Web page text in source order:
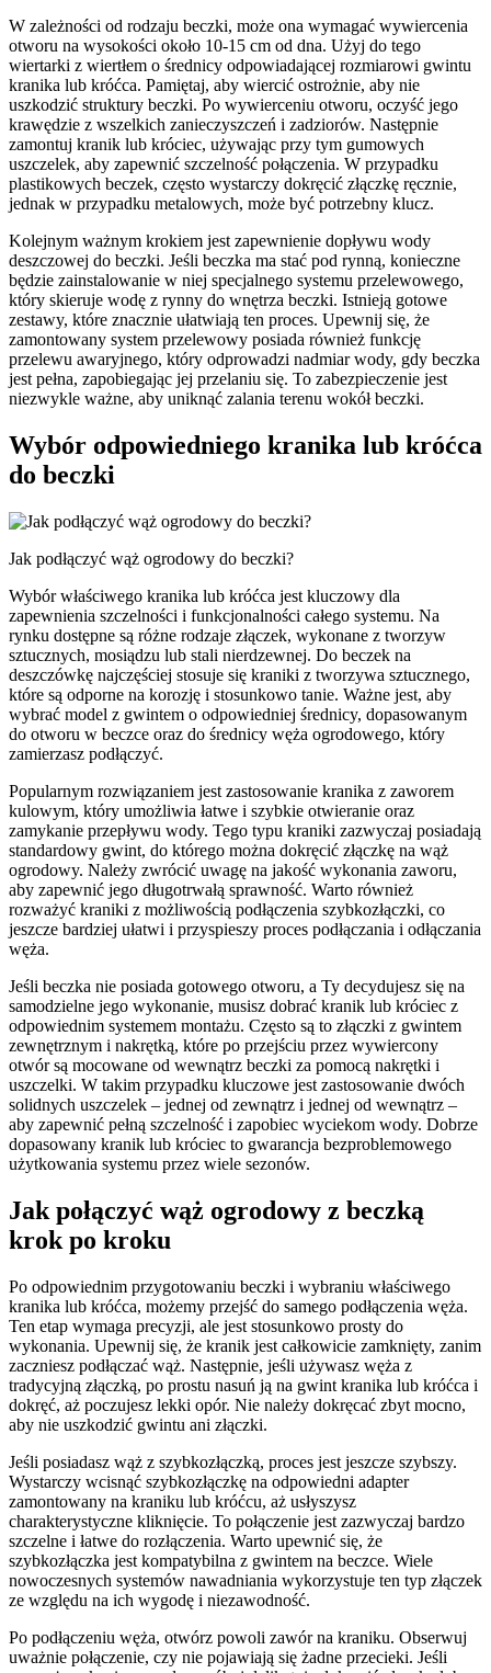
W zależności od rodzaju beczki, może ona wymagać wywiercenia
otworu na wysokości około 10-15 cm od dna. Użyj do tego
wiertarki z wiertłem o średnicy odpowiadającej rozmiarowi gwintu
kranika lub króćca. Pamiętaj, aby wiercić ostrożnie, aby nie
uszkodzić struktury beczki. Po wywierceniu otworu, oczyść jego
krawędzie z wszelkich zanieczyszczeń i zadziorów. Następnie
zamontuj kranik lub króciec, używając przy tym gumowych
uszczelek, aby zapewnić szczelność połączenia. W przypadku
plastikowych beczek, często wystarczy dokręcić złączkę ręcznie,
jednak w przypadku metalowych, może być potrzebny klucz.
Kolejnym ważnym krokiem jest zapewnienie dopływu wody
deszczowej do beczki. Jeśli beczka ma stać pod rynną, konieczne
będzie zainstalowanie w niej specjalnego systemu przelewowego,
który skieruje wodę z rynny do wnętrza beczki. Istnieją gotowe
zestawy, które znacznie ułatwiają ten proces. Upewnij się, że
zamontowany system przelewowy posiada również funkcję
przelewu awaryjnego, który odprowadzi nadmiar wody, gdy beczka
jest pełna, zapobiegając jej przelaniu się. To zabezpieczenie jest
niezwykle ważne, aby uniknąć zalania terenu wokół beczki.
Wybór odpowiedniego kranika lub króćca
do beczki
Jak podłączyć wąż ogrodowy do beczki?
Wybór właściwego kranika lub króćca jest kluczowy dla
zapewnienia szczelności i funkcjonalności całego systemu. Na
rynku dostępne są różne rodzaje złączek, wykonane z tworzyw
sztucznych, mosiądzu lub stali nierdzewnej. Do beczek na
deszczówkę najczęściej stosuje się kraniki z tworzywa sztucznego,
które są odporne na korozję i stosunkowo tanie. Ważne jest, aby
wybrać model z gwintem o odpowiedniej średnicy, dopasowanym
do otworu w beczce oraz do średnicy węża ogrodowego, który
zamierzasz podłączyć.
Popularnym rozwiązaniem jest zastosowanie kranika z zaworem
kulowym, który umożliwia łatwe i szybkie otwieranie oraz
zamykanie przepływu wody. Tego typu kraniki zazwyczaj posiadają
standardowy gwint, do którego można dokręcić złączkę na wąż
ogrodowy. Należy zwrócić uwagę na jakość wykonania zaworu,
aby zapewnić jego długotrwałą sprawność. Warto również
rozważyć kraniki z możliwością podłączenia szybkozłączki, co
jeszcze bardziej ułatwi i przyspieszy proces podłączania i odłączania
węża.
Jeśli beczka nie posiada gotowego otworu, a Ty decydujesz się na
samodzielne jego wykonanie, musisz dobrać kranik lub króciec z
odpowiednim systemem montażu. Często są to złączki z gwintem
zewnętrznym i nakrętką, które po przejściu przez wywiercony
otwór są mocowane od wewnątrz beczki za pomocą nakrętki i
uszczelki. W takim przypadku kluczowe jest zastosowanie dwóch
solidnych uszczelek – jednej od zewnątrz i jednej od wewnątrz –
aby zapewnić pełną szczelność i zapobiec wyciekom wody. Dobrze
dopasowany kranik lub króciec to gwarancja bezproblemowego
użytkowania systemu przez wiele sezonów.
Jak połączyć wąż ogrodowy z beczką
krok po kroku
Po odpowiednim przygotowaniu beczki i wybraniu właściwego
kranika lub króćca, możemy przejść do samego podłączenia węża.
Ten etap wymaga precyzji, ale jest stosunkowo prosty do
wykonania. Upewnij się, że kranik jest całkowicie zamknięty, zanim
zaczniesz podłączać wąż. Następnie, jeśli używasz węża z
tradycyjną złączką, po prostu nasuń ją na gwint kranika lub króćca i
dokręć, aż poczujesz lekki opór. Nie należy dokręcać zbyt mocno,
aby nie uszkodzić gwintu ani złączki.
Jeśli posiadasz wąż z szybkozłączką, proces jest jeszcze szybszy.
Wystarczy wcisnąć szybkozłączkę na odpowiedni adapter
zamontowany na kraniku lub króćcu, aż usłyszysz
charakterystyczne kliknięcie. To połączenie jest zazwyczaj bardzo
szczelne i łatwe do rozłączenia. Warto upewnić się, że
szybkozłączka jest kompatybilna z gwintem na beczce. Wiele
nowoczesnych systemów nawadniania wykorzystuje ten typ złączek
ze względu na ich wygodę i niezawodność.
Po podłączeniu węża, otwórz powoli zawór na kraniku. Obserwuj
uważnie połączenie, czy nie pojawiają się żadne przecieki. Jeśli